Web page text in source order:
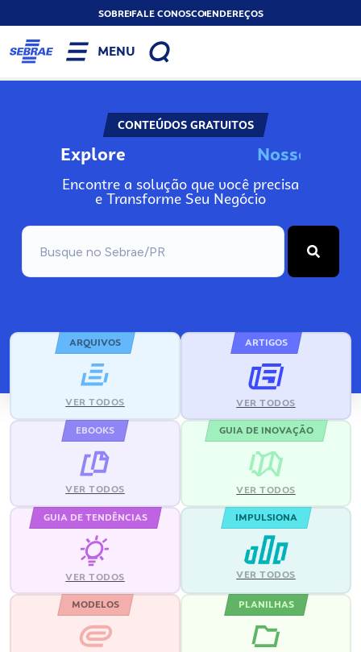
SOBREFALE CONOSCOENDEREÇOS
MENU
CONTEÚDOS GRATUITOS
Explore Nos
Encontre a solução que você precisa
e Transforme Seu Negócio
ARQUIVOS
VER TODOS
ARTIGOS
VER TODOS
EBOOKS
VER TODOS
GUIA DE INOVAÇÃO
VER TODOS
GUIA DE TENDÊNCIAS
VER TODOS
IMPULSIONA
VER TODOS
MODELOS PLANILHAS